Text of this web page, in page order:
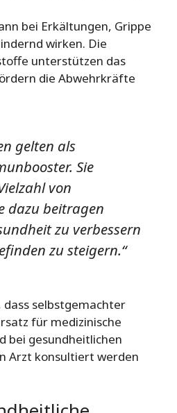
bei Erkältungen, Grippe
wirken. Die
unterstützen das
die Abwehrkräfte
gelten als
Sie
von
dazu beitragen
zu verbessern
zu steigern.“
dass selbstgemachter
für medizinische
bei gesundheitlichen
Arzt konsultiert werden